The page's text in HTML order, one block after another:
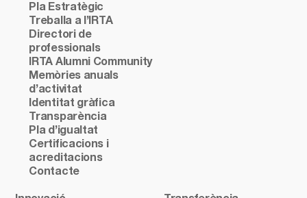
Pla Estratègic
Treballa a l’IRTA
Directori de
professionals
IRTA Alumni Community
Memòries anuals
d’activitat
Identitat gràfica
Transparència
Pla d’igualtat
Certificacions i
acreditacions
Contacte